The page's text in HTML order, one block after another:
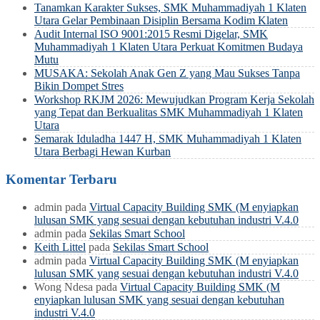
Tanamkan Karakter Sukses, SMK Muhammadiyah 1 Klaten
Utara Gelar Pembinaan Disiplin Bersama Kodim Klaten
Audit Internal ISO 9001:2015 Resmi Digelar, SMK
Muhammadiyah 1 Klaten Utara Perkuat Komitmen Budaya
Mutu
MUSAKA: Sekolah Anak Gen Z yang Mau Sukses Tanpa
Bikin Dompet Stres
Workshop RKJM 2026: Mewujudkan Program Kerja Sekolah
yang Tepat dan Berkualitas SMK Muhammadiyah 1 Klaten
Utara
Semarak Iduladha 1447 H, SMK Muhammadiyah 1 Klaten
Utara Berbagi Hewan Kurban
Komentar Terbaru
admin pada Virtual Capacity Building SMK (M enyiapkan
lulusan SMK yang sesuai dengan kebutuhan industri V.4.0
admin pada Sekilas Smart School
Keith Littel pada Sekilas Smart School
admin pada Virtual Capacity Building SMK (M enyiapkan
lulusan SMK yang sesuai dengan kebutuhan industri V.4.0
Wong Ndesa pada Virtual Capacity Building SMK (M
enyiapkan lulusan SMK yang sesuai dengan kebutuhan
industri V.4.0